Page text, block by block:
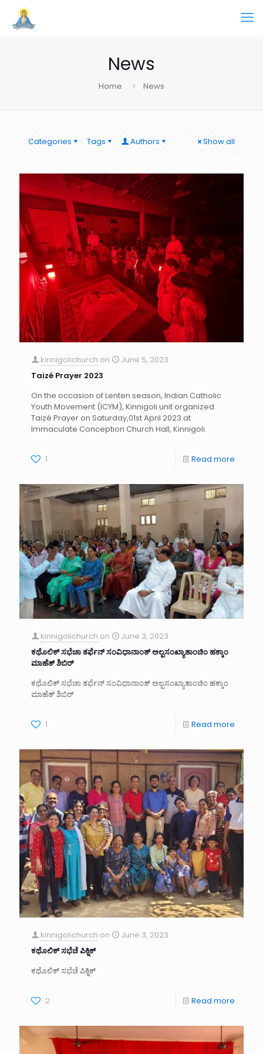
News
Home News
Categories Tags Authors Show all
kinnigolichurch on
June 5, 2023
Taizé Prayer 2023
On the occasion of Lenten season, Indian Catholic
Youth Movement (ICYM), Kinnigoli unit organized
Taizé Prayer on Saturday,01st April 2023 at
Immaculate Conception Church Hall, Kinnigoli.
1 Read more
kinnigolichurch on
June 3, 2023
ಕಥೊಲಿಕ್ ಸಭೆಚಾ ತರ್ಫೆನ್ ಸಂವಿಧಾನಾಂತ್ ಅಲ್ಪಸಂಖ್ಯಾತಾಂಚಿಂ ಹಕ್ಕಾಂ
ಮಾಹೆತ್ ಶಿಬಿರ್
ಕಥೊಲಿಕ್ ಸಭೆಚಾ ತರ್ಫೆನ್ ಸಂವಿಧಾನಾಂತ್ ಅಲ್ಪಸಂಖ್ಯಾತಾಂಚಿಂ ಹಕ್ಕಾಂ
ಮಾಹೆತ್ ಶಿಬಿರ್
1 Read more
kinnigolichurch on
June 3, 2023
ಕಥೊಲಿಕ್ ಸಭೆಚೆ ಪಿಕ್ನಿಕ್
ಕಥೊಲಿಕ್ ಸಭೆಚೆ ಪಿಕ್ನಿಕ್
2 Read more